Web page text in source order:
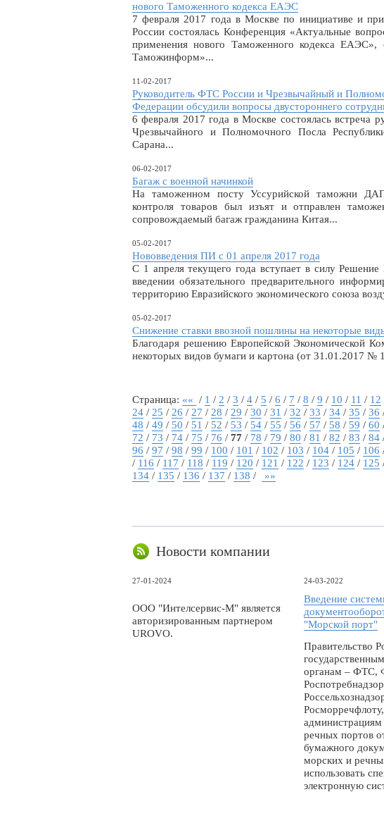
нового Таможенного кодекса ЕАЭС
7 февраля 2017 года в Москве по инициативе и
России состоялась Конференция «Актуальные
применения нового Таможенного кодекса
Таможинформ»...
11-02-2017
Руководитель ФТС России и Чрезвычайный и
Федерации обсудили вопросы двустороннего
6 февраля 2017 года в Москве состоялась встреча
Чрезвычайного и Полномочного Посла
Сарана...
06-02-2017
Багаж с военной начинкой
На таможенном посту Уссурийской таможни
контроля товаров был изъят и отправлен
сопровождаемый багаж гражданина Китая...
05-02-2017
Нововведения ПИ с 01 апреля 2017 года
С 1 апреля текущего года вступает в силу
введении обязательного предварительного
территорию Евразийского экономического союза
05-02-2017
Снижение ставки ввозной пошлины на некоторые
Благодаря решению Европейской Экономической
некоторых видов бумаги и картона (от 31.01.2017 №
Страница: «« / 1 / 2 / 3 / 4 / 5 / 6 / 7 / 8 / 9 / 10 / 11 / 12
24 / 25 / 26 / 27 / 28 / 29 / 30 / 31 / 32 / 33 / 34 / 35 / 36
48 / 49 / 50 / 51 / 52 / 53 / 54 / 55 / 56 / 57 / 58 / 59 / 60
72 / 73 / 74 / 75 / 76 / 77 / 78 / 79 / 80 / 81 / 82 / 83 / 84
96 / 97 / 98 / 99 / 100 / 101 / 102 / 103 / 104 / 105 / 106
/ 116 / 117 / 118 / 119 / 120 / 121 / 122 / 123 / 124 / 125
134 / 135 / 136 / 137 / 138 / »»
Новости компании
27-01-2024
ООО "Интелсервис-М" является
авторизированным партнером
UROVO.
24-03-2022
Введение
"Морской порт"
Правительство
органам – ФТС,
речных портов
бумажного
морских и
использовать
электронную